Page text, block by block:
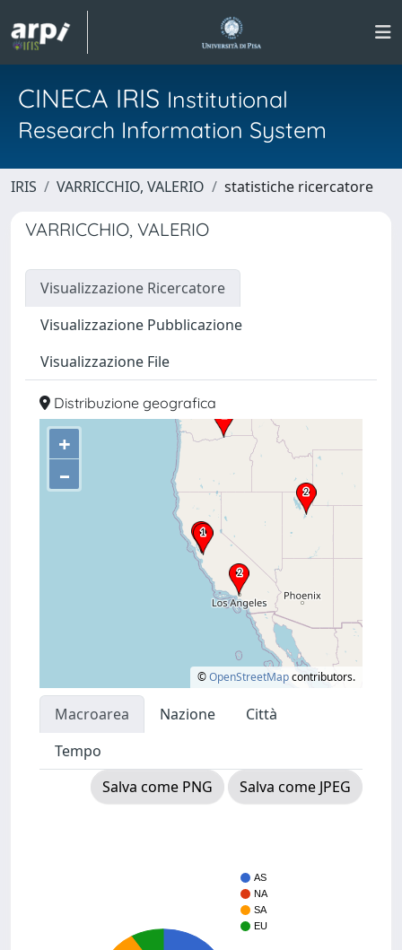
CINECA IRIS Institutional
Research Information System
IRIS VARRICCHIO, VALERIO statistiche ricercatore
VARRICCHIO, VALERIO
Visualizzazione Ricercatore
Visualizzazione Pubblicazione
Visualizzazione File
Distribuzione geografica
+
–
©OpenStreetMapcontributors.
Macroarea Nazione
Città
Tempo
Salva come PNG
Salva come JPEG
AS
NA
SA
EU